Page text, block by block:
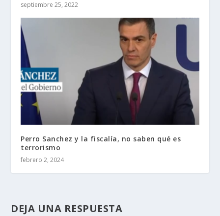
septiembre 25, 2022
Perro Sanchez y la fiscalía, no saben qué es
terrorismo
febrero 2, 2024
DEJA UNA RESPUESTA